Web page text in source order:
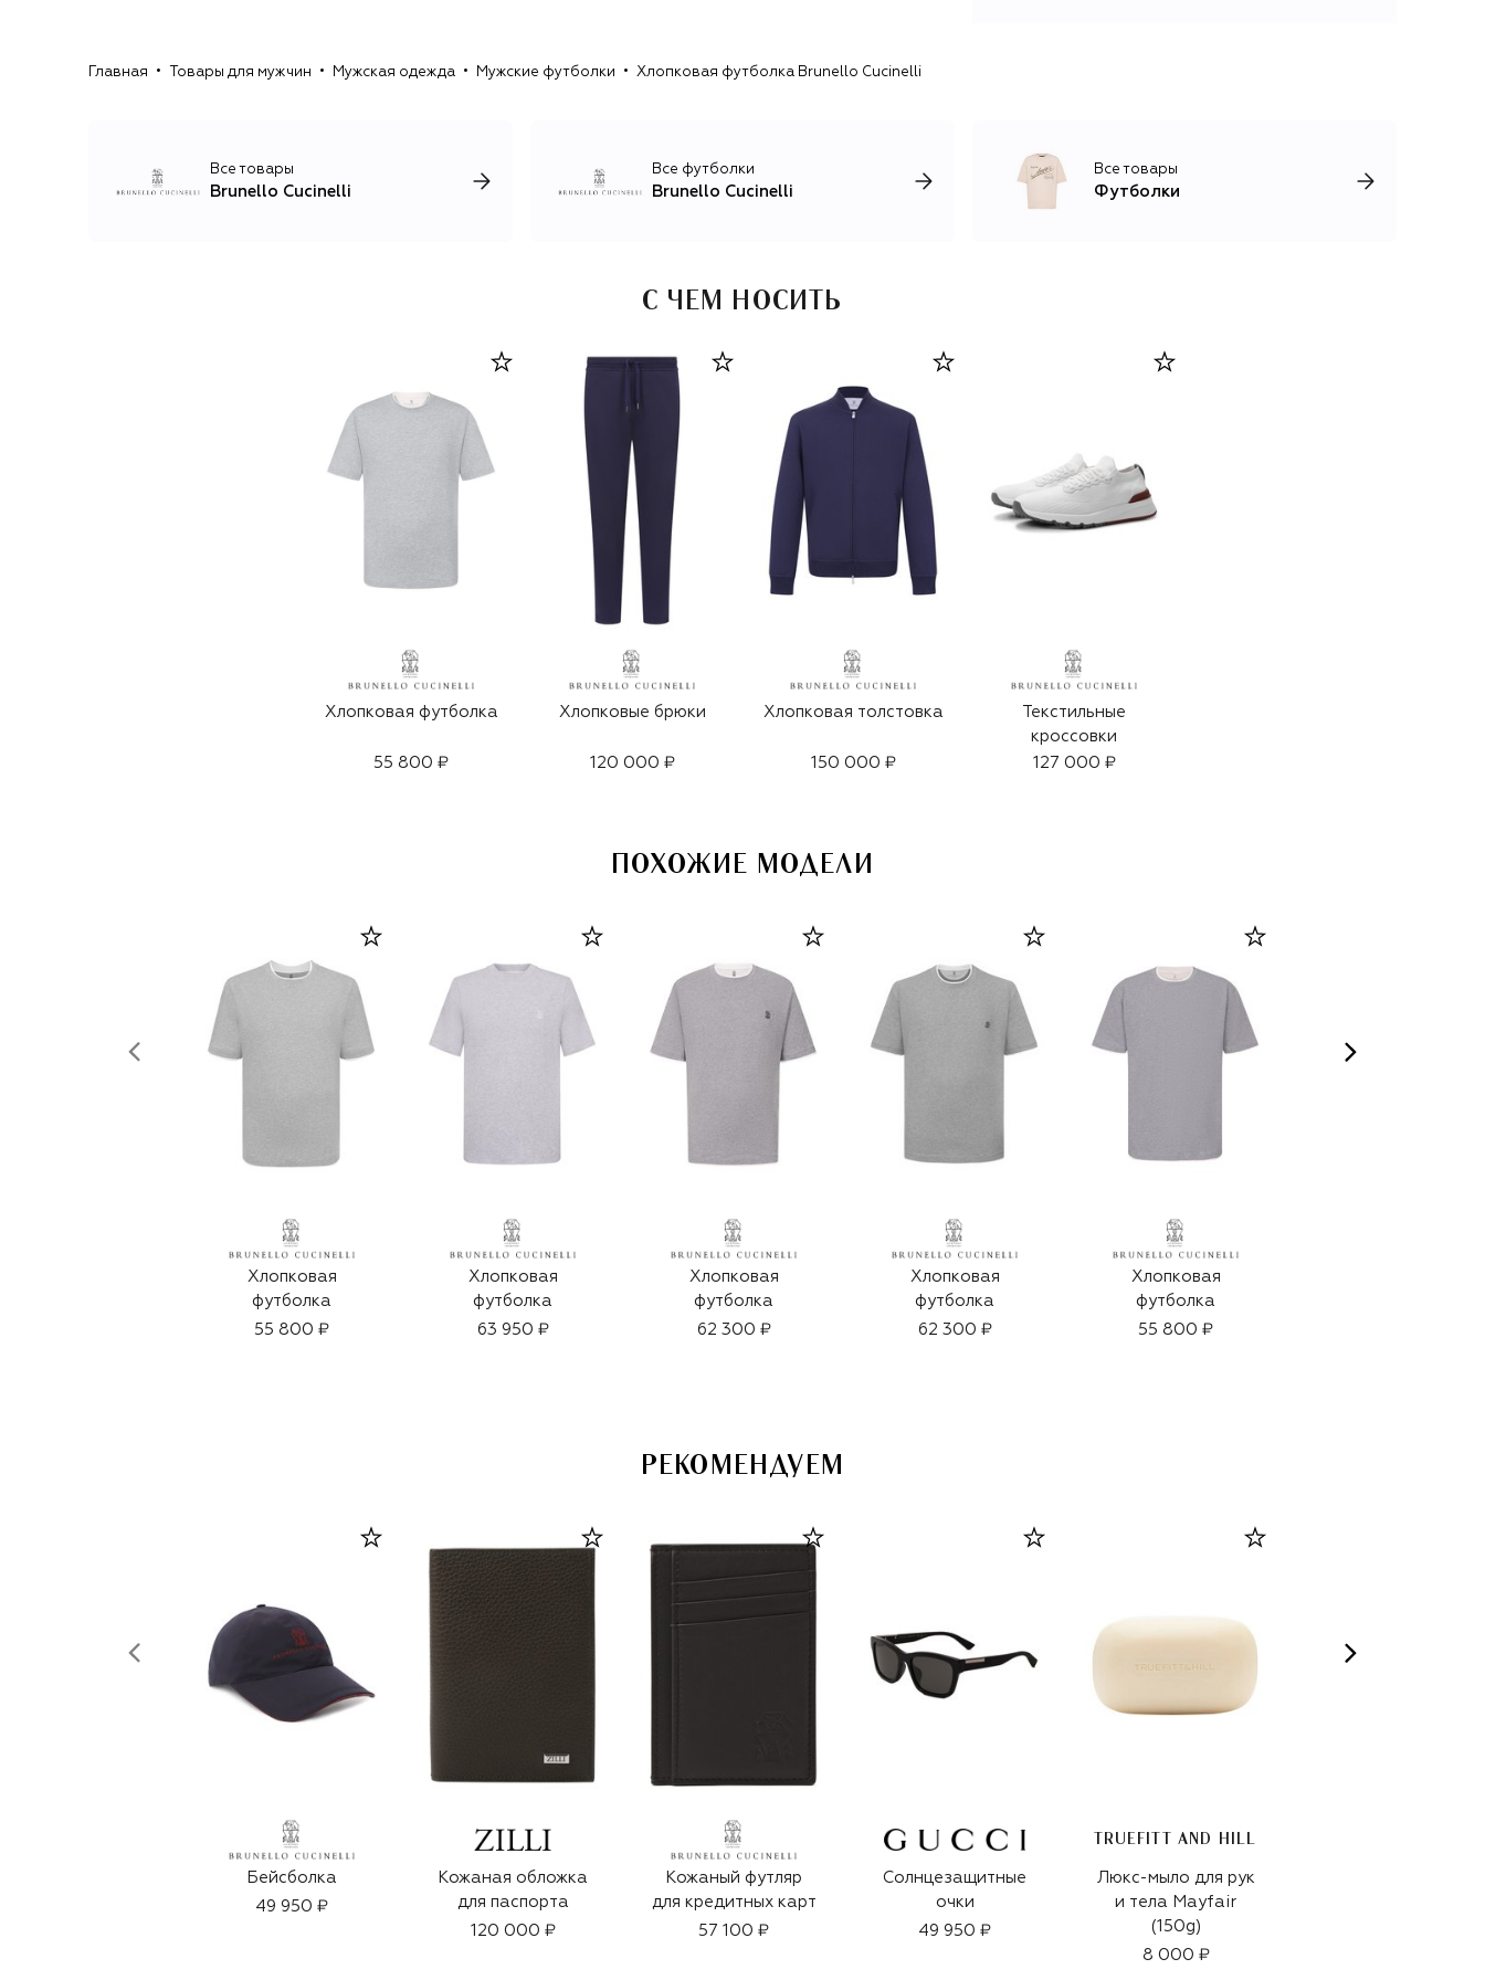
хлопок.
спорт-шик: брючные костюмы из шерсти и льна,
шелковые платья с изящными вышивками, базовые вещи
Главная Товары для мужчин Мужская одежда Мужские футболки Хлопковая футболка Brunello Cucinelli
Все товары
Brunello Cucinelli
Все футболки
Brunello Cucinelli
Все товары
Футболки
С ЧЕМ НОСИТЬ
Хлопковая футболка
55 800 ₽
Хлопковые брюки
120 000 ₽
Хлопковая толстовка
150 000 ₽
Текстильные
кроссовки
127 000 ₽
ПОХОЖИЕ МОДЕЛИ
Хлопковая
футболка
55 800 ₽
Хлопковая
футболка
63 950 ₽
Хлопковая
футболка
62 300 ₽
Хлопковая
футболка
62 300 ₽
Хлопковая
футболка
55 800 ₽
РЕКОМЕНДУЕМ
Бейсболка
49 950 ₽
Кожаная обложка
для паспорта
120 000 ₽
Кожаный футляр
для кредитных карт
57 100 ₽
Солнцезащитные
очки
49 950 ₽
TRUEFITT AND HILL
Люкс-мыло для рук
и тела Mayfair
(150g)
8 000 ₽